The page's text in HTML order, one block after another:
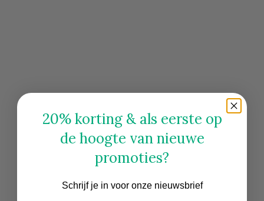
20% korting & als eerste op
de hoogte van nieuwe
promoties?
Schrijfje in voor onze nieuwsbrief